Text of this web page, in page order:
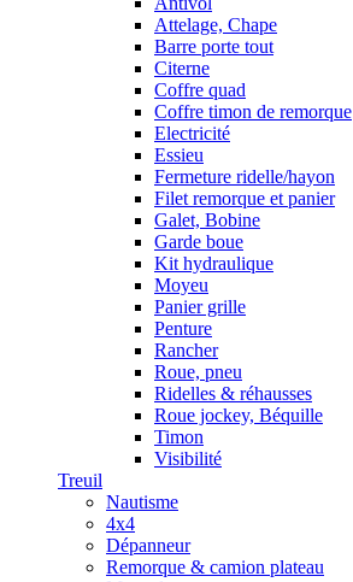
Attelage, Chape
Barre porte tout
Citerne
Coffre quad
Coffre timon de remorque
Electricité
Essieu
Fermeture ridelle/hayon
Filet remorque et panier
Galet, Bobine
Garde boue
Kit hydraulique
Moyeu
Panier grille
Penture
Rancher
Roue, pneu
Ridelles & réhausses
Roue jockey, Béquille
Timon
Visibilité
Treuil
Nautisme
4x4
Dépanneur
Remorque & camion plateau